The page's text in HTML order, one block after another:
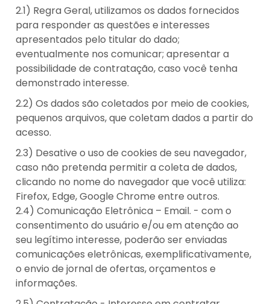
2.1) Regra Geral, utilizamos os dados fornecidos
para responder as questões e interesses
apresentados pelo titular do dado;
eventualmente nos comunicar; apresentar a
possibilidade de contratação, caso você tenha
demonstrado interesse.
2.2) Os dados são coletados por meio de cookies,
pequenos arquivos, que coletam dados a partir do
acesso.
2.3) Desative o uso de cookies de seu navegador,
caso não pretenda permitir a coleta de dados,
clicando no nome do navegador que você utiliza:
Firefox, Edge, Google Chrome entre outros.
2.4) Comunicação Eletrônica – Email. - com o
consentimento do usuário e/ou em atenção ao
seu legítimo interesse, poderão ser enviadas
comunicações eletrônicas, exemplificativamente,
o envio de jornal de ofertas, orçamentos e
informações.